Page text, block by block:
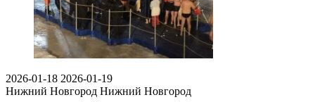
2026-01-18 2026-01-19
Нижний Новгород Нижний Новгород